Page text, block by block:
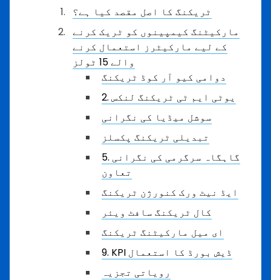
ٹریکنگ کا اصل مقصد کیا ہے؟
مارکیٹنگ کیمپینوں کو ٹریک کرنے
کے لیے مارکیٹرز استعمال کرنے
والے 15 ٹولز
دوامی کیو آر کوڈ ٹریکنگ
2. یوٹی ایم ٹی ٹریکنگ لنکس
سوشل میڈیا کی نگرانی
تبدیلی ٹریکنگ پکسلز
5. گاہگاہ سرگرمی کی نگرانی
تعاون
ایڈ نیٹ ورک کنورژن ٹریکنگ
کال ٹریکنگ سافٹ ویئر
ای میل مارکیٹنگ ٹریکنگ
9. KPI ڈیش بورڈ کا استعمال
رویاتی تجزیہ